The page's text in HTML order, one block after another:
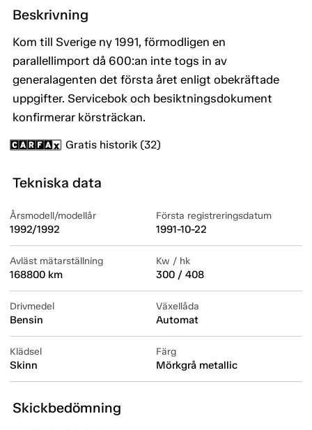
Beskrivning
Kom till Sverige ny 1991, förmodligen en
parallellimport då 600:an inte togs in av
generalagenten det första året enligt obekräftade
uppgifter. Servicebok och besiktningsdokument
konfirmerar körsträckan.
Gratis historik (32)
Tekniska data
Årsmodell/modellår
1992/1992
Första registreringsdatum
1991-10-22
Avläst mätarställning
168800 km
Kw / hk
300 / 408
Drivmedel
Bensin
Växellåda
Automat
Klädsel
Skinn
Färg
Mörkgrå metallic
Skickbedömning